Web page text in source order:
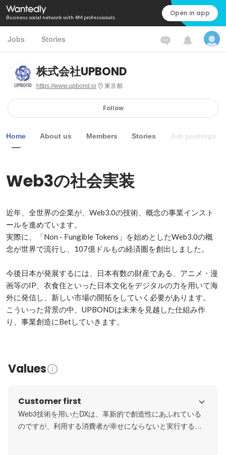
Business social network with 4M professionals Open in app
Jobs Stories
株式会社UPBOND
https://www.upbond.io 東京都
Follow
Home About us Members Stories Job postings
Web3の社会実装
近年、全世界の企業が、Web3.0の技術、概念の事業インスト
ールを進めています。
実際に、「Non - Fungible Tokens」を始めとしたWeb3.0の概
念が世界で流行し、107億ドルもの経済圏を創出しました。
今後日本が発展するには、日本有数の財産である、アニメ・漫
画等のIP、衣食住といった日本文化をデジタルの力を用いて海
外に発信し、新しい市場の開拓をしていく必要があります。
こういった背景の中、UPBONDは未来を見越した仕組み作
り、事業創造にBetしていきます。
Values
Customer first
Web3技術を用いたDXは、革新的で創造性にあふれている
のですが、利用する消費者が幸せにならないと実行する意